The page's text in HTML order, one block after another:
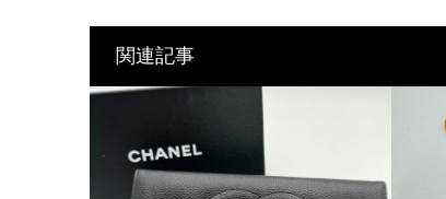
関連記事